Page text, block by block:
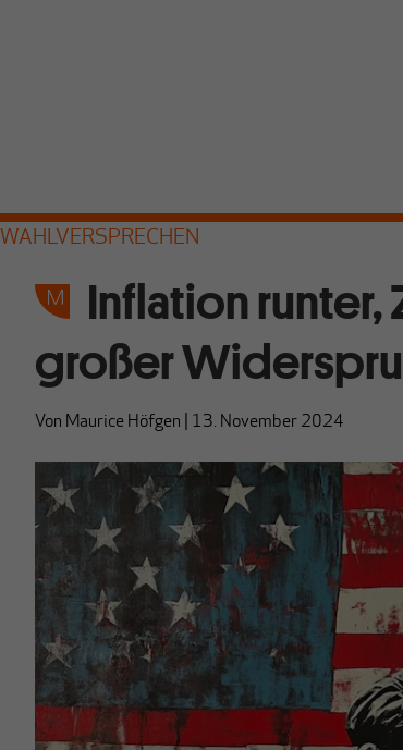
WAHLVERSPRECHEN
Inflation runter,
großer
Von Maurice Höfgen 13. November 2024